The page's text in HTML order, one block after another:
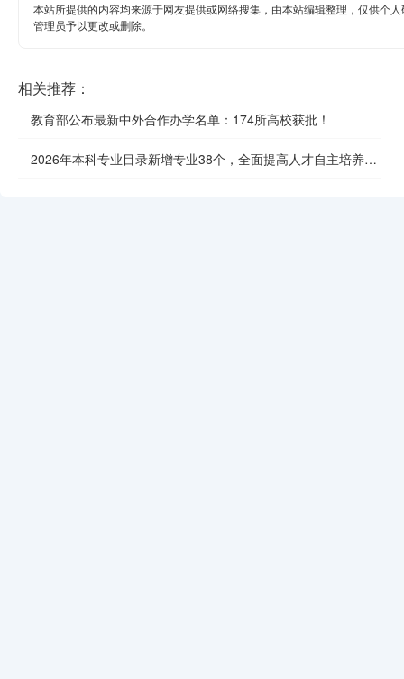
本站所提供的内容均来源于网友提供或网络搜集，由本站编辑整理，仅供个
管理员予以更改或删除。
相关推荐：
教育部公布最新中外合作办学名单：174所高校获批！
2026年本科专业目录新增专业38个，全面提高人才自主培养质